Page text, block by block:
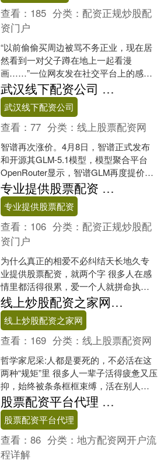
查看： 185 分类：配资正规炒股配
资门户
“以前偷偷买周边被骂不务正业，现在居
然看到一对父子蹲在地上一起看漫
画……”一位网友发在社交平台上的感
慨，配上一张偶遇的抓拍，让不少年轻
人羡慕不已。图片里，父亲陪....
武汉线下配资公司 智谱今年三度提价、再涨10%，国产大模型集体放弃价格战
武汉线下配资公司
查看：77 分类：线上股票配资网
智谱再次涨价。4月8日，智谱正式发布
和开源其GLM-5.1模型，模型聚合平台
OpenRouter显示，智谱GLM再度提价
10%。调价后武汉线下配资公司，
GLM-....
专业提供股票配资 为什么真正的相爱不必纠结天长地久，就两个字
专业提供股票配资
查看： 106 分类：配资正规炒股配
资门户
为什么真正的相爱不必纠结天长地久专
业提供股票配资，就两个字 很多人在感
情里都活得很累，爱一个人就拼命执念
一生，非要纠结天长地久、相守白头。
一旦感情出现裂痕、缘分....
线上炒股配资之家网 哲学家尼采_人都是要死的，不必活在这两种“规矩”里
线上炒股配资之家网
查看： 169 分类：线上股票配资网
哲学家尼采:人都是要死的，不必活在这
两种“规矩”里 很多人一辈子活得疲惫又压
抑，始终被条条框框束缚，活在别人的
眼光、世俗的标准里。遇事自我内耗、
遇事自我捆绑，不....
股票配资平台代理 退休八年才明白：别人夸你“看起来真年轻”，千万别答“哪有哪有”，机智的人只需两句话就能让对方更愉快
股票配资平台代理
查看：86 分类：地方配资网开户流
程详解